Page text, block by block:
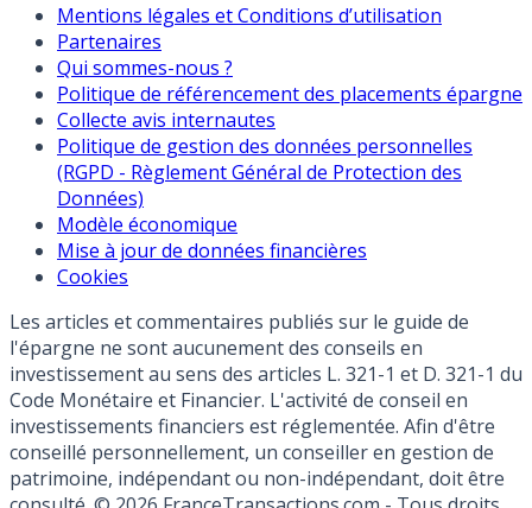
Mentions légales et Conditions d’utilisation
Partenaires
Qui sommes-nous ?
Politique de référencement des placements épargne
Collecte avis internautes
Politique de gestion des données personnelles
(RGPD - Règlement Général de Protection des
Données)
Modèle économique
Mise à jour de données financières
Cookies
Les articles et commentaires publiés sur le guide de
l'épargne ne sont aucunement des conseils en
investissement au sens des articles L. 321-1 et D. 321-1 du
Code Monétaire et Financier. L'activité de conseil en
investissements financiers est réglementée. Afin d'être
conseillé personnellement, un conseiller en gestion de
patrimoine, indépendant ou non-indépendant, doit être